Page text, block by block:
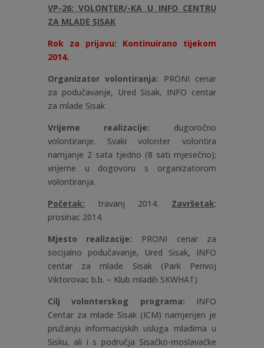
VP-26: VOLONTER/-KA U INFO CENTRU
ZA MLADE SISAK
Rok za prijavu: Kontinuirano tijekom
2014.
Organizator volontiranja: PRONI cenar
za podučavanje, Ured Sisak, INFO centar
za mlade Sisak
Vrijeme realizacije: dugoročno
volontiranje. Svaki volonter volontira
namjanje 2 sata tjedno (8 sati mjesečno);
vrijeme u dogovoru s organizatorom
volontiranja.
Početak: travanj 2014. Završetak:
prosinac 2014.
Mjesto realizacije: PRONI cenar za
socijalno podučavanje, Ured Sisak, INFO
centar za mlade Sisak (Park Perivoj
Viktorovac b.b. – Klub mladih SKWHAT)
Cilj volonterskog programa: INFO
Centar za mlade Sisak (ICM) namjenjen je
pružanju informacijskih usluga mladima u
Sisku, ali i s područja Sisačko-moslavačke